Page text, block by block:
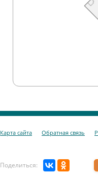
Карта сайта Обратная связь
Поделиться: